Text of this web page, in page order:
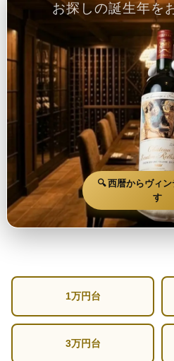
お探しの誕生年を
🔍 西暦からヴィ
す
1万円台
3万円台